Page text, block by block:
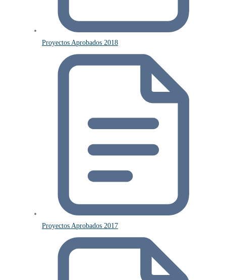
Proyectos Aprobados 2018
Proyectos Aprobados 2017